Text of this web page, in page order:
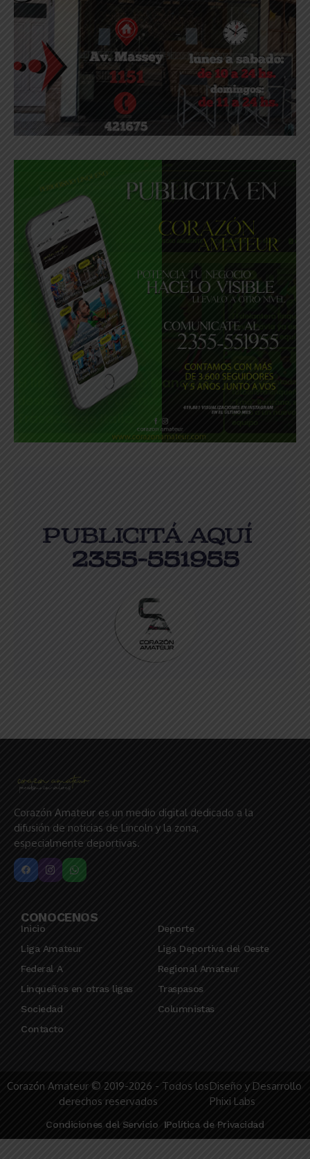
Corazón Amateur es un medio digital dedicado a la
difusión de noticias de Lincoln y la zona,
especialmente deportivas.
CONOCENOS
Inicio
Deporte
Liga Amateur
Liga Deportiva del Oeste
Federal A
Regional Amateur
Linqueños en otras ligas
Traspasos
Sociedad
Columnistas
Contacto
Corazón Amateur © 2019-2026 - Todos los
derechos reservados
Diseño y Desarrollo
Phixi Labs
Condiciones del Servicio Política de Privacidad